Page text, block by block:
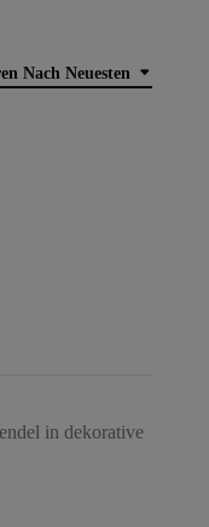
Nach Neuesten
in dekorative